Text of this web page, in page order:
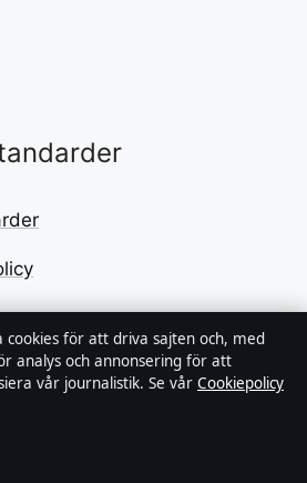
cookies för att driva sajten och, med
analys och annonsering för att
vår journalistik. Se vår Cookiepolicy